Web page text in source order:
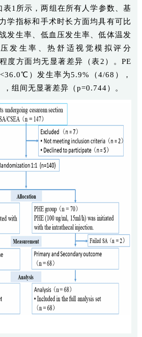
表1所示，两组在所有人学参数、基
学指标和手术时长方面均具有可比
发生率、低血压发生率、低体温发
发生率、热舒适视觉模拟评分
度方面均无显著差异（表2）。PE
）发生率为5.9%（4/68），
组间无显著差异（p=0.744）。